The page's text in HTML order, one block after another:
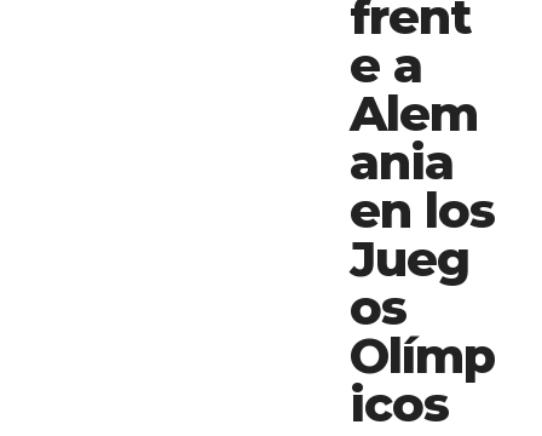
frent
e a
Alem
ania
en los
Jueg
os
Olímp
icos